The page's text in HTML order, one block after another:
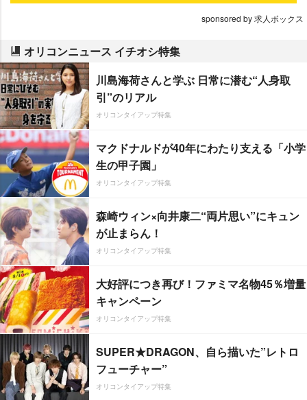
sponsored by 求人ボックス
オリコンニュース イチオシ特集
川島海荷さんと学ぶ 日常に潜む“人身取
引”のリアル
オリコンタイアップ特集
マクドナルドが40年にわたり支える「小学
生の甲子園」
オリコンタイアップ特集
森崎ウィン×向井康二“両片思い”にキュン
が止まらん！
オリコンタイアップ特集
大好評につき再び！ファミマ名物45％増量
キャンペーン
オリコンタイアップ特集
SUPER★DRAGON、自ら描いた”レトロ
フューチャー”
オリコンタイアップ特集